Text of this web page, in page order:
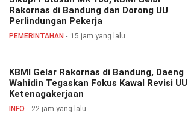
Rakornas di Bandung dan Dorong UU
Perlindungan Pekerja
PEMERINTAHAN 15 jam yang lalu
KBMI Gelar Rakornas di Bandung, Daeng
Wahidin Tegaskan Fokus Kawal Revisi UU
Ketenagakerjaan
INFO 22 jam yang lalu